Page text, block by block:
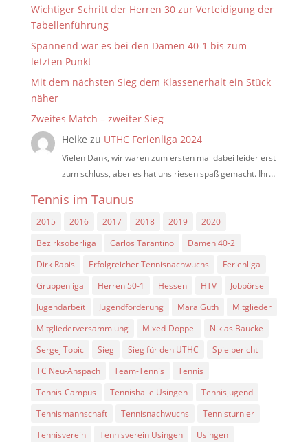
Wichtiger Schritt der Herren 30 zur Verteidigung der
Tabellenführung
Spannend war es bei den Damen 40-1 bis zum
letzten Punkt
Mit dem nächsten Sieg dem Klassenerhalt ein Stück
näher
Zweites Match – zweiter Sieg
Heike zu UTHC Ferienliga 2024
Vielen Dank, wir waren zum ersten mal dabei leider erst
zum schluss, aber es hat uns riesen spaß gemacht. Ihr…
Tennis im Taunus
2015 2016 2017 2018 2019
2020
Bezirksoberliga
Carlos Tarantino
Damen 40-2
Dirk Rabis
Erfolgreicher Tennisnachwuchs
Ferienliga
Gruppenliga
Herren 50-1 Hessen HTV
Jobbörse
Jugendarbeit
Jugendförderung Mara Guth
Mitglieder
Mitgliederversammlung
Mixed-Doppel
Niklas Baucke
Sergej Topic
Sieg Sieg für den UTHC
Spielbericht
TC Neu-Anspach
Team-Tennis
Tennis
Tennis-Campus
Tennishalle Usingen
Tennisjugend
Tennismannschaft
Tennisnachwuchs
Tennisturnier
Tennisverein
Tennisverein Usingen Usingen